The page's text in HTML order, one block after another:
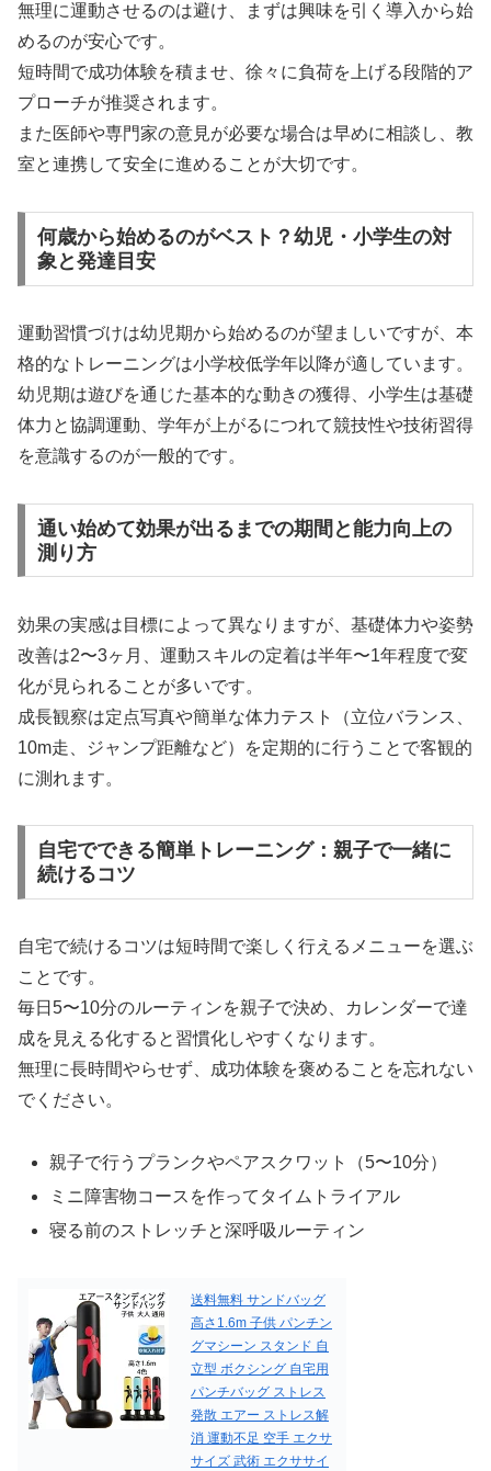
無理に運動させるのは避け、まずは興味を引く導入から始
めるのが安心です。
短時間で成功体験を積ませ、徐々に負荷を上げる段階的ア
プローチが推奨されます。
また医師や専門家の意見が必要な場合は早めに相談し、教
室と連携して安全に進めることが大切です。
何歳から始めるのがベスト？幼児・小学生の対
象と発達目安
運動習慣づけは幼児期から始めるのが望ましいですが、本
格的なトレーニングは小学校低学年以降が適しています。
幼児期は遊びを通じた基本的な動きの獲得、小学生は基礎
体力と協調運動、学年が上がるにつれて競技性や技術習得
を意識するのが一般的です。
通い始めて効果が出るまでの期間と能力向上の
測り方
効果の実感は目標によって異なりますが、基礎体力や姿勢
改善は2〜3ヶ月、運動スキルの定着は半年〜1年程度で変
化が見られることが多いです。
成長観察は定点写真や簡単な体力テスト（立位バランス、
10m走、ジャンプ距離など）を定期的に行うことで客観的
に測れます。
自宅でできる簡単トレーニング：親子で一緒に
続けるコツ
自宅で続けるコツは短時間で楽しく行えるメニューを選ぶ
ことです。
毎日5〜10分のルーティンを親子で決め、カレンダーで達
成を見える化すると習慣化しやすくなります。
無理に長時間やらせず、成功体験を褒めることを忘れない
でください。
親子で行うプランクやペアスクワット（5〜10分）
ミニ障害物コースを作ってタイムトライアル
寝る前のストレッチと深呼吸ルーティン
送料無料 サンドバッグ
高さ1.6m 子供 パンチン
グマシーン スタンド 自
立型 ボクシング 自宅用
パンチバッグ ストレス
発散 エアー ストレス解
消 運動不足 空手 エクサ
サイズ 武術 エクササイ